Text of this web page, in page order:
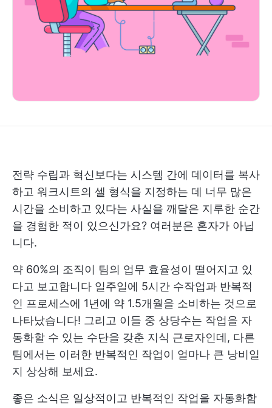
전략 수립과 혁신보다는 시스템 간에 데이터를 복사
하고 워크시트의 셀 형식을 지정하는 데 너무 많은
시간을 소비하고 있다는 사실을 깨달은 지루한 순간
을 경험한 적이 있으신가요? 여러분은 혼자가 아닙
니다.
약 60%의 조직이 팀의 업무 효율성이 떨어지고 있
다고 보고합니다 일주일에 5시간 수작업과 반복적
인 프로세스에 1년에 약 1.5개월을 소비하는 것으로
나타났습니다! 그리고 이들 중 상당수는 작업을 자
동화할 수 있는 수단을 갖춘 지식 근로자인데, 다른
팀에서는 이러한 반복적인 작업이 얼마나 큰 낭비일
지 상상해 보세요.
좋은 소식은 일상적이고 반복적인 작업을 자동화함